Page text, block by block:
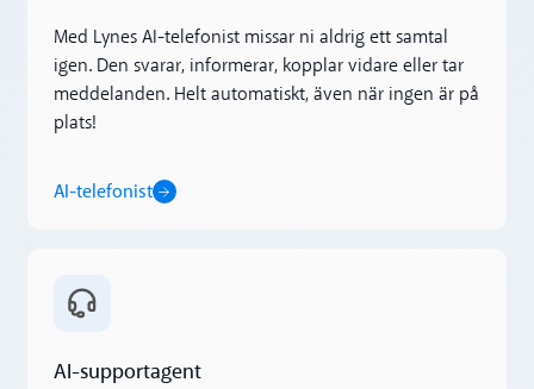
Med Lynes AI-telefonist missar ni aldrig ett samtal
igen. Den svarar, informerar, kopplar vidare eller tar
meddelanden. Helt automatiskt, även när ingen är på
plats!
AI-telefonist
AI-supportagent
AI-supportagent